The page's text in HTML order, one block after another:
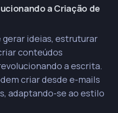
a Criação de
gerar ideias, estruturar
conteúdos
a escrita.
criar desde e-mails
adaptando-se ao estilo